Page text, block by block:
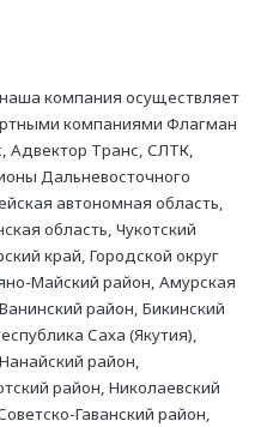
компания осуществляет
компаниями Флагман
Транс, СЛТК,
Дальневосточного
автономная область,
область, Чукотский
край, Городской округ
Майский район, Амурская
район, Бикинский
Саха (Якутия),
район,
район, Николаевский
Гаванский район,